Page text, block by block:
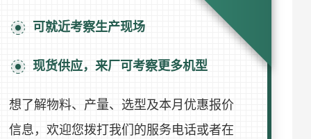
可就近考察生产现场
现货供应，来厂可考察更多机型
想了解物料、产量、选型及本月优惠报价
信息，欢迎您拨打我们的服务电话或者在